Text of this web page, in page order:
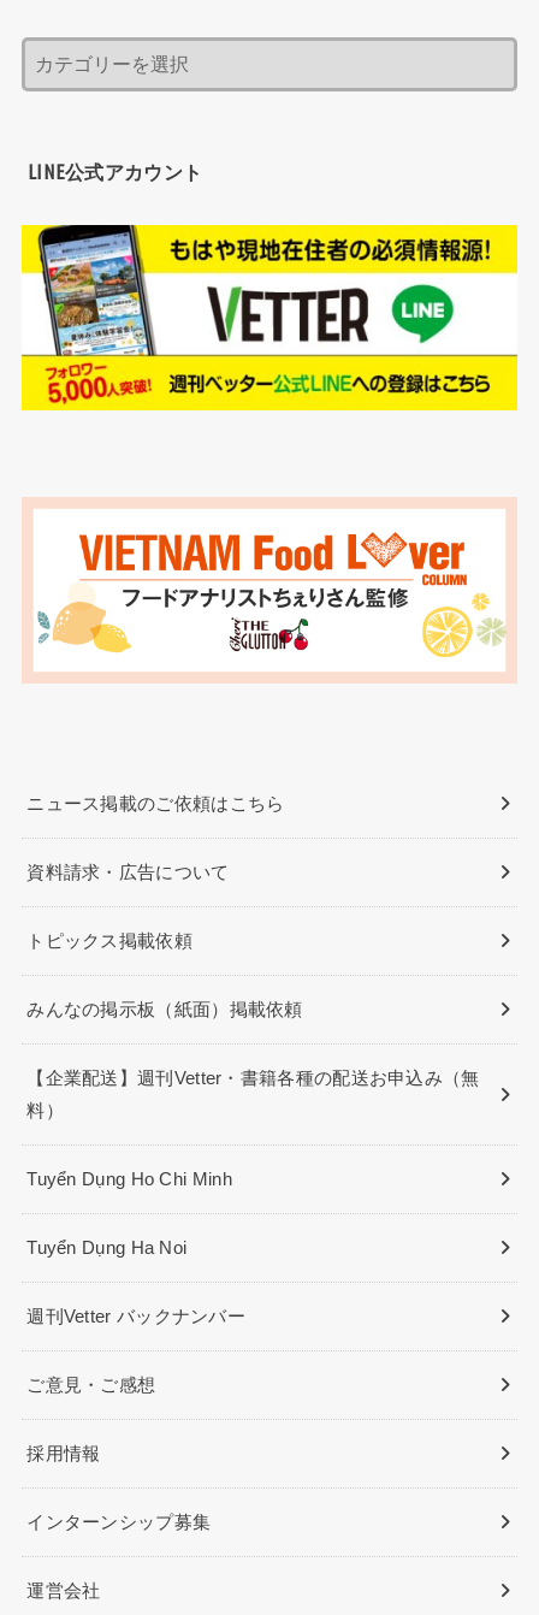
LINE公式アカウント
ニュース掲載のご依頼はこちら
資料請求・広告について
トピックス掲載依頼
みんなの掲示板（紙面）掲載依頼
【企業配送】週刊Vetter・書籍各種の配送お申込み（無
料）
Tuyển Dụng Ho Chi Minh
Tuyển Dụng Ha Noi
週刊Vetter バックナンバー
ご意見・ご感想
採用情報
インターンシップ募集
運営会社